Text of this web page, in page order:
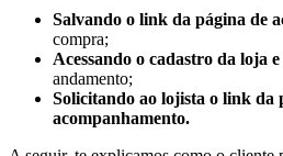
Salvando o link da página de
compra;
Acessando o cadastro da loja
andamento;
Solicitando ao lojista o link da
acompanhamento.